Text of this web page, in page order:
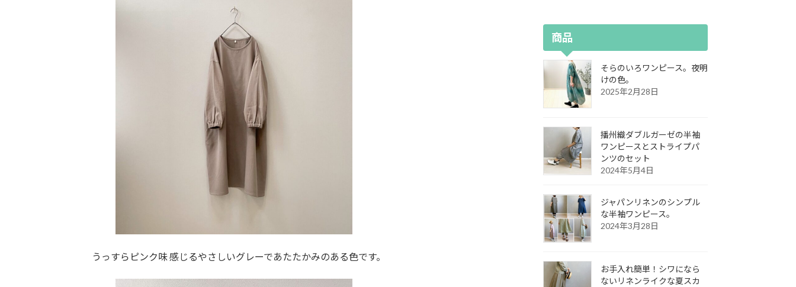
うっすらピンク味 感じるやさしいグレーであたたかみのある色です。
商品
そらのいろワンピース。夜明
けの色。
2025年2月28日
播州織ダブルガーゼの半袖
ワンピースとストライプパ
ンツのセット
2024年5月4日
ジャパンリネンのシンプル
な半袖ワンピース。
2024年3月28日
お手入れ簡単！シワになら
ないリネンライクな夏スカ